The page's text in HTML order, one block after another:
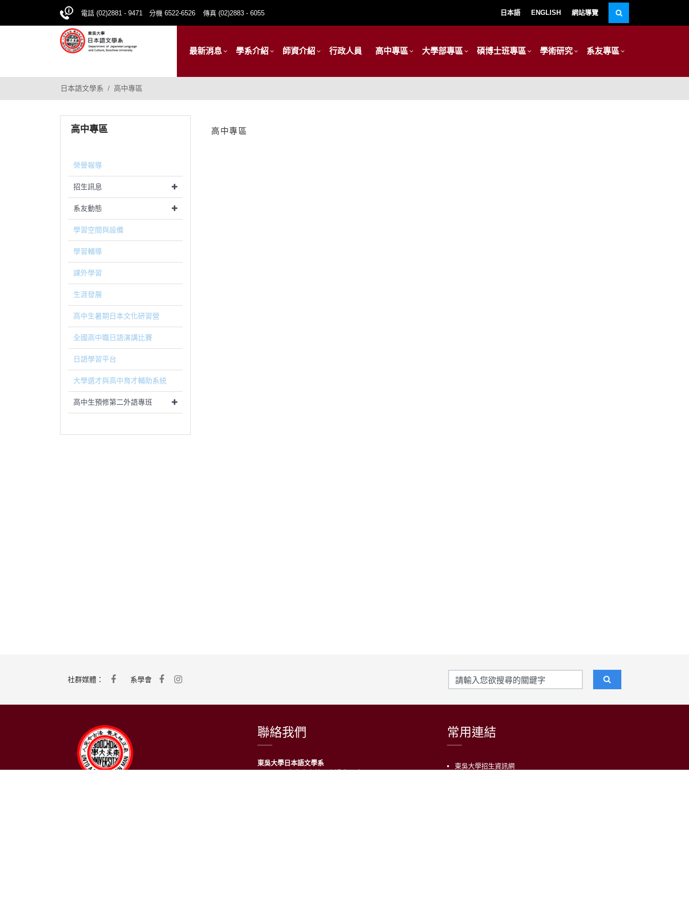
電話 (02)2881 - 9471 分機 6522-6526 傳真 (02)2883 - 6055 日本語 ENGLISH 網站導覽
最新消息 學系介紹 師資介紹 行政人員 高中專區 大學部專區 碩博士班專區 學術研究 系友專區
日本語文學系 高中專區
高中專區
榮譽報導
招生訊息
系友動態
學習空間與設備
學習輔導
課外學習
生涯發展
高中生暑期日本文化研習營
全國高中職日語演講比賽
日語學習平台
大學選才與高中育才輔助系統
高中生預修第二外語專班
高中專區
社群媒體： 系學會
聯絡我們
東吳大學日本語文學系
〒111002 台北市士林區臨溪路70號
常用連結
東吳大學招生資訊網